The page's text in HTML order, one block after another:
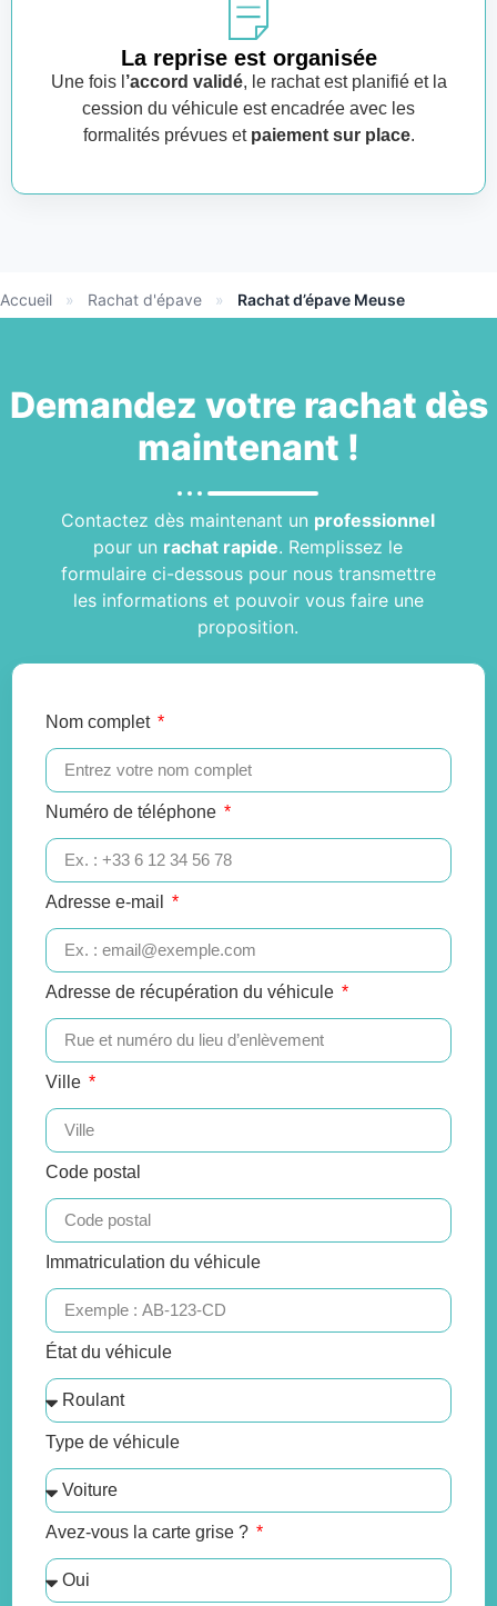
La reprise est organisée
Une fois l ’accord validé, le rachat est planifié et la
cession du véhicule est encadrée avec les
formalités prévues et paiement sur place.
Accueil » Rachat d'épave » Rachat d’épave Meuse
Demandez votre rachat dès
maintenant !
Contactez dès maintenant un professionnel
pour un rachat rapide. Remplissez le
formulaire ci-dessous pour nous transmettre
les informations et pouvoir vous faire une
proposition.
Nom complet
Numéro de téléphone
Adresse e-mail
Adresse de récupération du véhicule
Ville
Code postal
Immatriculation du véhicule
État du véhicule
Type de véhicule
Avez-vous la carte grise ?